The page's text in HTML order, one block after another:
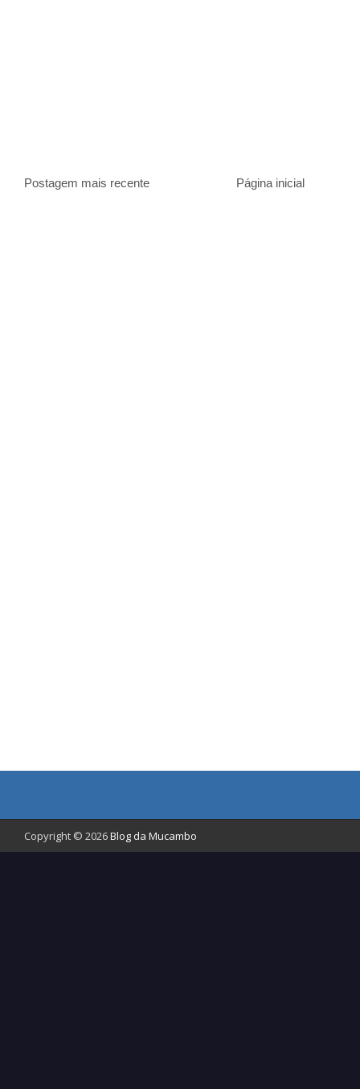
Postagem mais recente Página inicial
Copyright © 2026Blog da Mucambo